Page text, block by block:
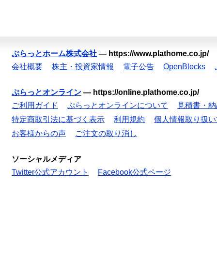
ぷらっとホーム株式会社 — https://www.plathome.co.jp/
会社概要
株主・投資家情報 電子公告 OpenBlocks
ぷらっとオンライン — https://online.plathome.co.jp/
ご利用ガイド
ぷらっとオンラインについて 見積書・
特定商取引法に基づく表示
利用規約 個人情報取り扱
お客様からの声
ご注文の取り消し
ソーシャルメディア
Twitter公式アカウント
Facebook公式ページ